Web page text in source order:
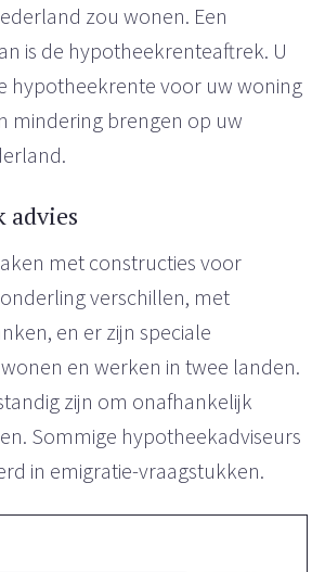
zou wonen. Een
is de hypotheekrenteaftrek. U
hypotheekrente voor uw woning
mindering brengen op uw
advies
met constructies voor
verschillen, met
en er zijn speciale
en werken in twee landen.
zijn om onafhankelijk
Sommige hypotheekadviseurs
in emigratie-vraagstukken.